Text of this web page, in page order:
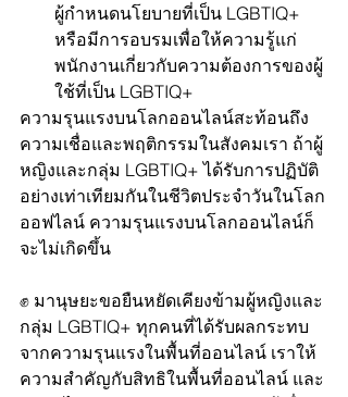
ผู้กำหนดนโยบายที่เป็น LGBTIQ+
หรือมีการอบรมเพื่อให้ความรู้แก่
พนักงานเกี่ยวกับความต้องการของผู้
ใช้ที่เป็น LGBTIQ+
ความรุนแรงบนโลกออนไลน์สะท้อนถึง
ความเชื่อและพฤติกรรมในสังคมเรา ถ้าผู้
หญิงและกลุ่ม LGBTIQ+ ได้รับการปฏิบัติ
อย่างเท่าเทียมกันในชีวิตประจำวันในโลก
ออฟไลน์ ความรุนแรงบนโลกออนไลน์ก็
จะไม่เกิดขึ้น
✊ มานุษยะขอยืนหยัดเคียงข้ามผู้หญิงและ
กลุ่ม LGBTIQ+ ทุกคนที่ได้รับผลกระทบ
จากความรุนแรงในพื้นที่ออนไลน์ เราให้
ความสำคัญกับสิทธิในพื้นที่ออนไลน์ และ